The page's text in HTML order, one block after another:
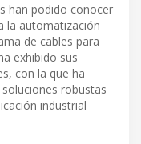
han podido conocer
la automatización
de cables para
exhibido sus
con la que ha
robustas
industrial